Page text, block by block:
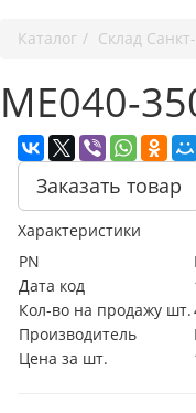
Каталог Cклад
ME040-
Заказать товар
Характеристики
PN
Дата код
Кол-во на продажу шт.
Производитель
Цена за шт.